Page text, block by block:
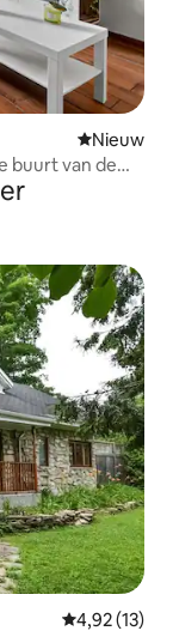
Nieuwe
Nieuw
buurt van de
Gemiddelde
4,92 (13)